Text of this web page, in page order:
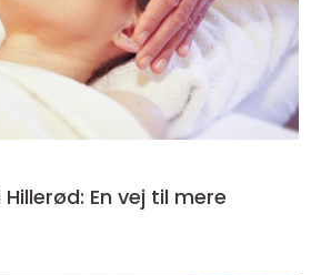
En vej til mere